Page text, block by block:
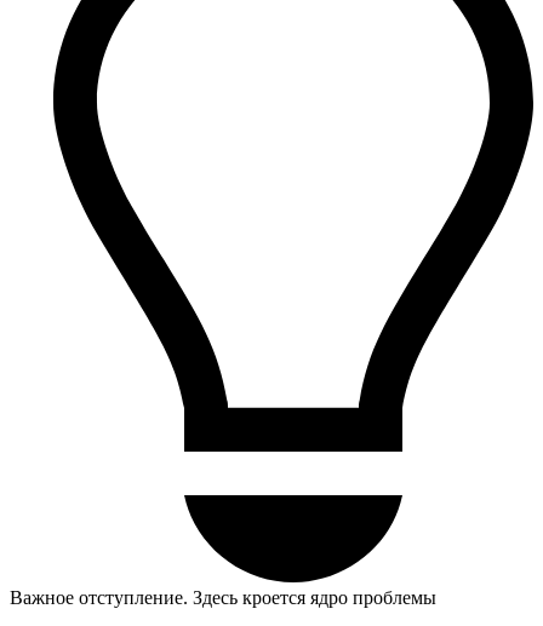
Важное отступление. Здесь кроется ядро проблемы